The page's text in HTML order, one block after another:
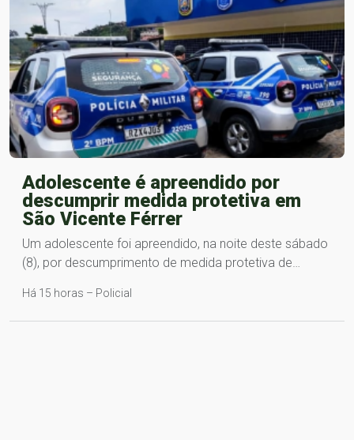
Adolescente é apreendido por
descumprir medida protetiva em
São Vicente Férrer
Um adolescente foi apreendido, na noite deste sábado
(8), por descumprimento de medida protetiva de…
Há 15 horas – Policial